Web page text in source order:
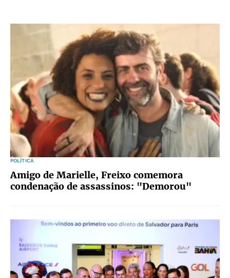
POLÍTICA
Amigo de Marielle, Freixo comemora
condenação de assassinos: "Demorou"